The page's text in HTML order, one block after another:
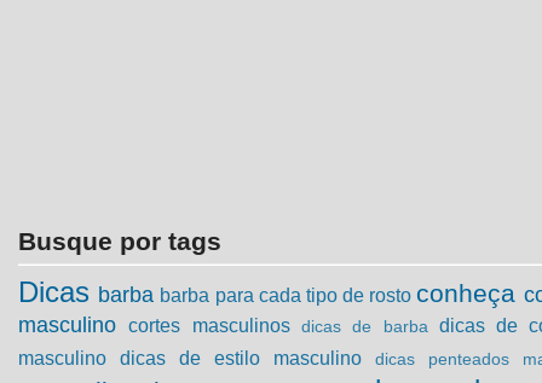
Busque por tags
Dicas barba barba para cada tipo de rosto conheça
masculino cortes masculinos dicas de barba dicas de
masculino
dicas de estilo masculino dicas penteados